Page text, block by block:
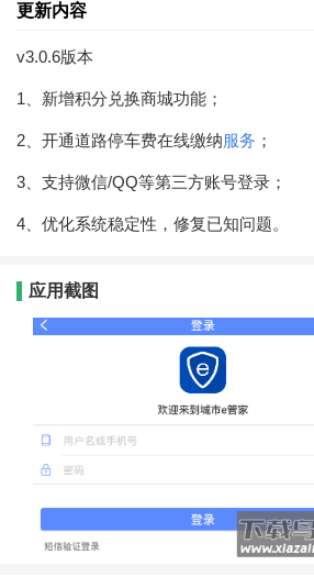
更新内容
v3.0.6版本
1、新增积分兑换商城功能；
2、开通道路停车费在线缴纳服务 ；
3、支持微信/QQ等第三方账号登录；
4、优化系统稳定性，修复已知问题。
应用截图